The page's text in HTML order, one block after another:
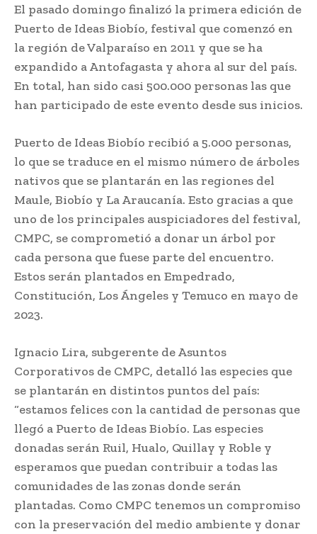
El pasado domingo finalizó la primera edición de
Puerto de Ideas Biobío, festival que comenzó en
la región de Valparaíso en 2011 y que se ha
expandido a Antofagasta y ahora al sur del país.
En total, han sido casi 500.000 personas las que
han participado de este evento desde sus inicios.
Puerto de Ideas Biobío recibió a 5.000 personas,
lo que se traduce en el mismo número de árboles
nativos que se plantarán en las regiones del
Maule, Biobío y La Araucanía. Esto gracias a que
uno de los principales auspiciadores del festival,
CMPC, se comprometió a donar un árbol por
cada persona que fuese parte del encuentro.
Estos serán plantados en Empedrado,
Constitución, Los Ángeles y Temuco en mayo de
2023.
Ignacio Lira, subgerente de Asuntos
Corporativos de CMPC, detalló las especies que
se plantarán en distintos puntos del país:
“estamos felices con la cantidad de personas que
llegó a Puerto de Ideas Biobío. Las especies
donadas serán Ruil, Hualo, Quillay y Roble y
esperamos que puedan contribuir a todas las
comunidades de las zonas donde serán
plantadas. Como CMPC tenemos un compromiso
con la preservación del medio ambiente y donar